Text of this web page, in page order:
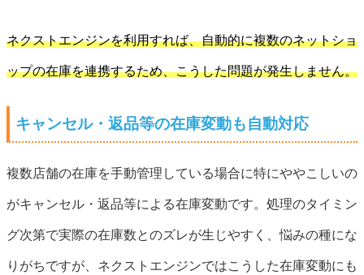
ネクストエンジンを利用すれば、自動的に複数のネットショ
ップの在庫を連携するため、こうした問題が発生しません。
キャンセル・返品等の在庫変動も自動対応
複数店舗の在庫を手動管理している場合に特にややこしいの
がキャンセル・返品等による在庫変動です。処理のタイミン
グ次第で実際の在庫数とのズレが生じやすく、悩みの種にな
りがちですが、ネクストエンジンではこうした在庫変動にも